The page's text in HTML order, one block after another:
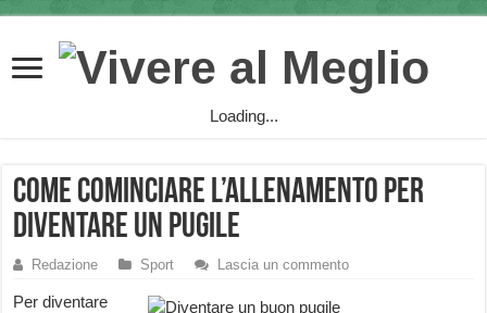
Loading...
Come cominciare l’allenamento per
diventare un pugile
Redazione Sport Lascia un commento
Per diventare